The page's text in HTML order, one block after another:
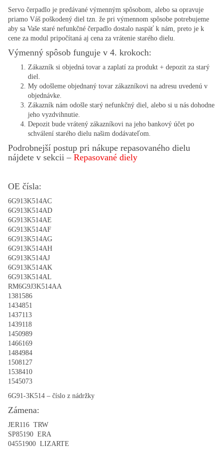
Servo čerpadlo je predávané výmenným spôsobom, alebo sa opravuje
priamo Váš poškodený diel tzn. že pri výmennom spôsobe potrebujeme
aby sa Vaše staré nefunkčné čerpadlo dostalo naspäť k nám, preto je k
cene za modul pripočítaná aj cena za vrátenie starého dielu.
Výmenný spôsob funguje v 4. krokoch:
Zákazník si objedná tovar a zaplatí za produkt + depozit za starý
diel.
My odošleme objednaný tovar zákazníkovi na adresu uvedenú v
objednávke.
Zákazník nám odošle starý nefunkčný diel, alebo si u nás dohodne
jeho vyzdvihnutie.
Depozit bude vrátený zákazníkovi na jeho bankový účet po
schválení starého dielu našim dodávateľom.
Podrobnejší postup pri nákupe repasovaného dielu
nájdete v sekcii – Repasované diely
OE čísla:
6G913K514AC
6G913K514AD
6G913K514AE
6G913K514AF
6G913K514AG
6G913K514AH
6G913K514AJ
6G913K514AK
6G913K514AL
RM6G9J3K514AA
1381586
1434851
1437113
1439118
1450989
1466169
1484984
1508127
1538410
1545073
6G91-3K514 – číslo z nádržky
Zámena:
JER116 TRW
SP85190 ERA
04551900 LIZARTE